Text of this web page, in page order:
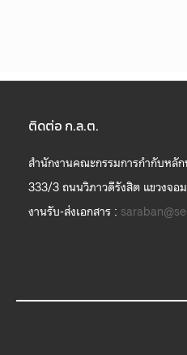
ติดต่อ ก.ล.ต.
สำนักงานคณะกรรมการกำกับหลั
333/3 ถนนวิภาวดีรังสิต แขวงจ
งานรับ-ส่งเอกสาร :